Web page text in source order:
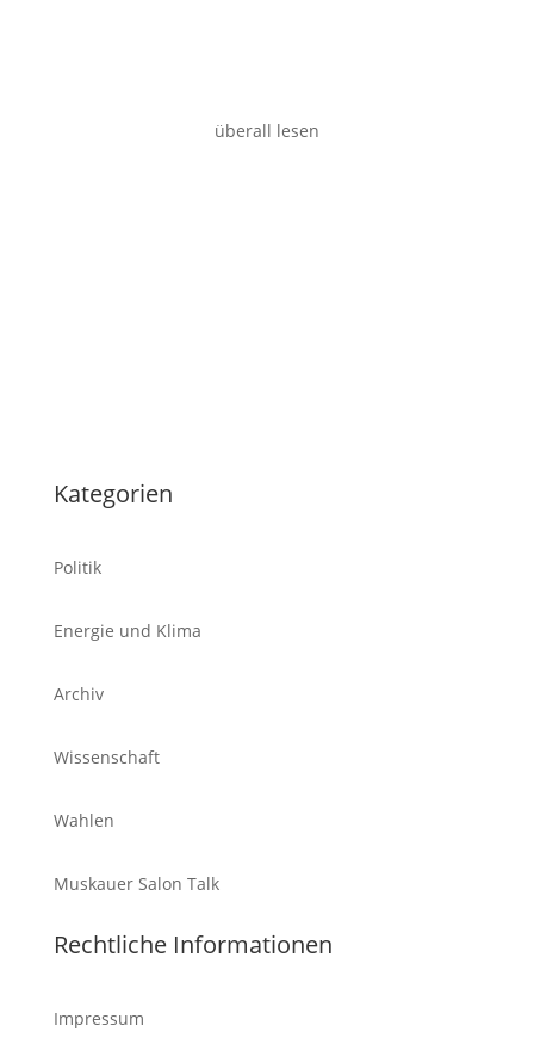
überall lesen
Kategorien
Politik
Energie und Klima
Archiv
Wissenschaft
Wahlen
Muskauer Salon Talk
Rechtliche Informationen
Impressum